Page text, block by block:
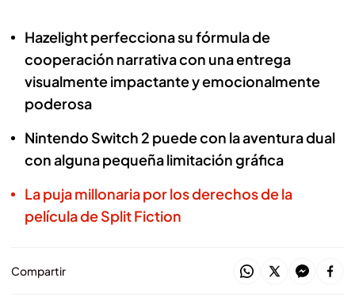
Hazelight perfecciona su fórmula de
cooperación narrativa con una entrega
visualmente impactante y emocionalmente
poderosa
Nintendo Switch 2 puede con la aventura dual
con alguna pequeña limitación gráfica
La puja millonaria por los derechos de la
película de Split Fiction
Compartir